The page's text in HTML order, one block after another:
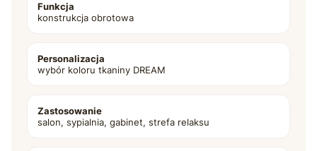
Funkcja
konstrukcja obrotowa
Personalizacja
wybór koloru tkaniny DREAM
Zastosowanie
salon, sypialnia, gabinet, strefa relaksu